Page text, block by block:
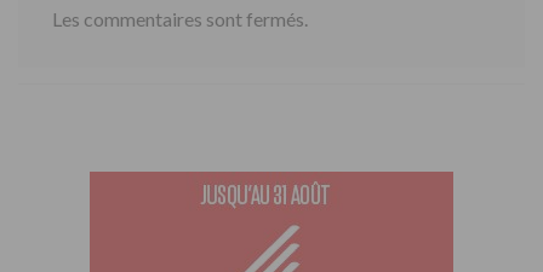
Les commentaires sont fermés.